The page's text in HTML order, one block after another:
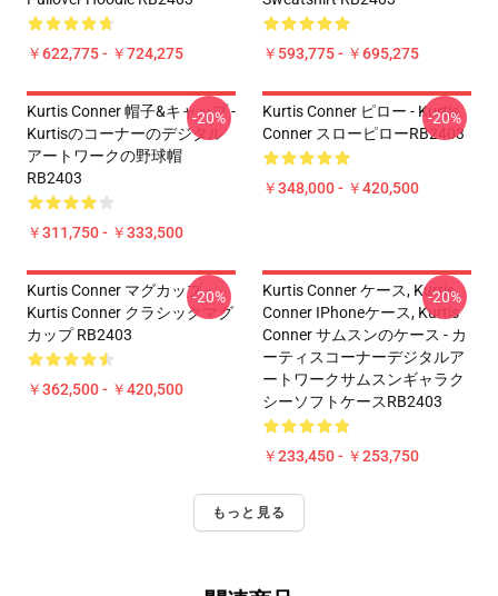
￥622,775 - ￥724,275 ￥593,775 - ￥695,275
Kurtis Conner 帽子&キャップ -
Kurtisのコーナーのデジタル
アートワークの野球帽
RB2403
￥311,750 - ￥333,500
-20%
Kurtis Conner ピロー - Kurtis
Conner スローピローRB2403
￥348,000 - ￥420,500
-20%
Kurtis Conner マグカップ -
Kurtis Conner クラシックマグ
カップ RB2403
￥362,500 - ￥420,500
-20%
Kurtis Conner ケース, Kurtis
Conner IPhoneケース, Kurtis
Conner サムスンのケース - カ
ーティスコーナーデジタルア
ートワークサムスンギャラク
シーソフトケースRB2403
￥233,450 - ￥253,750
-20%
もっと見る